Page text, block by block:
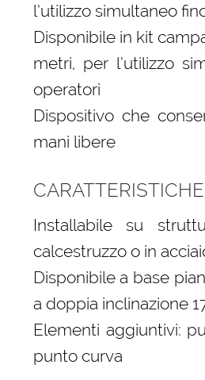
l’utilizzo simultaneo
Disponibile in kit
metri, per l’utilizzo
operatori
Dispositivo che
mani libere
Installabile su
calcestruzzo o in
Disponibile a base
a doppia inclinazione
Elementi aggiuntivi:
punto curva